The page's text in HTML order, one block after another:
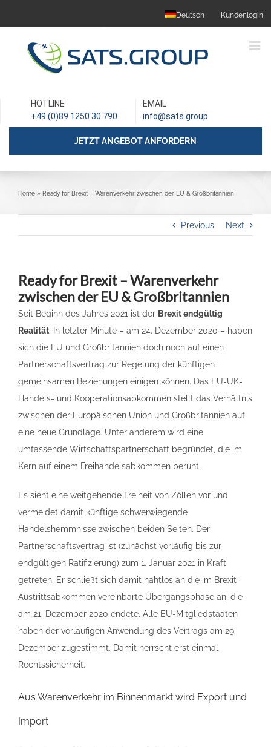
content
Deutsch Kundenlogin
HOTLINE
+49 (0)89 1250 30 790
EMAIL
info@sats.group
JETZT ANGEBOT ANFORDERN
Home » Ready for Brexit – Warenverkehr zwischen der EU & Großbritannien
Previous Next
Ready for Brexit – Warenverkehr
zwischen der EU & Großbritannien
Seit Beginn des Jahres 2021 ist der Brexit endgültig
Realität. In letzter Minute – am 24. Dezember 2020 – haben
sich die EU und Großbritannien doch noch auf einen
Partnerschaftsvertrag zur Regelung der künftigen
gemeinsamen Beziehungen einigen können. Das EU-UK-
Handels- und Kooperationsabkommen stellt das Verhältnis
zwischen der Europäischen Union und Großbritannien auf
eine neue Grundlage. Unter anderem wird eine
umfassende Wirtschaftspartnerschaft begründet, die im
Kern auf einem Freihandelsabkommen beruht.
Es sieht eine weitgehende Freiheit von Zöllen vor und
vermeidet damit künftige schwerwiegende
Handelshemmnisse zwischen beiden Seiten. Der
Partnerschaftsvertrag ist (zunächst vorläufig bis zur
endgültigen Ratifizierung) zum 1. Januar 2021 in Kraft
getreten. Er schließt sich damit nahtlos an die im Brexit-
Austrittsabkommen vereinbarte Übergangsphase an, die
am 21. Dezember 2020 endete. Alle EU-Mitgliedstaaten
haben der vorläufigen Anwendung des Vertrags am 29.
Dezember zugestimmt. Damit herrscht erst einmal
Rechtssicherheit.
Aus Warenverkehr im Binnenmarkt wird Export und
Import